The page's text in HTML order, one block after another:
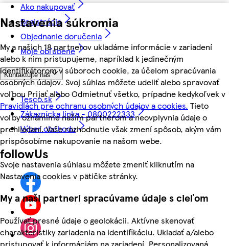
Nastavenia súkromia
My a našich 18 partnerov ukladáme informácie v zariadení
alebo k nim pristupujeme, napríklad k jedinečným
identifikátorom v súboroch cookie, za účelom spracúvania
osobných údajov. Svoj súhlas môžete udeliť alebo spravovať
voľbou Prijať alebo Odmietnuť všetko, prípadne kedykoľvek v
Pravidlách pre ochranu osobných údajov a cookies. Tieto
voľby oznámime našim partnerom a neovplyvnia údaje o
prehliadaní. Vaše rozhodnutie však zmení spôsob, akým vám
prispôsobíme nakupovanie na našom webe.
Svoje nastavenia súhlasu môžete zmeniť kliknutím na
Nastavenia cookies v pätičke stránky.
My a naši partneri spracúvame údaje s cieľom
Používať presné údaje o geolokácii. Aktívne skenovať
charakteristiky zariadenia na identifikáciu. Ukladať a/alebo
Ako nakupovať
Registrácia
Objednanie doručenia
Moje obľúbené
Kontaktujte nás
Tesco.sk
Zákaznícka linka - 0800222333
Výber obchodu
followUs